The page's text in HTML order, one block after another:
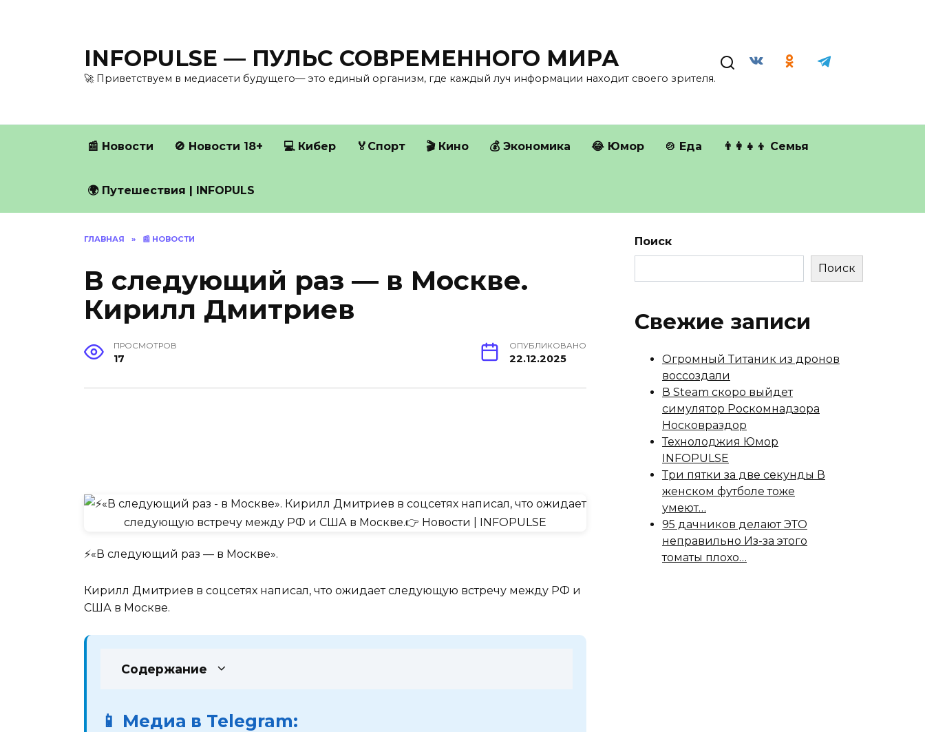
INFOPULSE — ПУЛЬС СОВРЕМЕННОГО МИРА
🚀 Приветствуем в медиасети будущего— это единый организм, где каждый луч информации находит своего зрителя.
📰 Новости 🚫 Новости 18+ 💻 Кибер 🏅Спорт 🎬 Кино 💰 Экономика 😂 Юмор 🍲 Еда 👨‍👩‍👧‍👦 Семья
🌍 Путешествия | INFOPULS
ГЛАВНАЯ » 📰 НОВОСТИ
В следующий раз — в Москве.
Кирилл Дмитриев
ПРОСМОТРОВ
17
ОПУБЛИКОВАНО
22.12.2025
⚡️«В следующий раз — в Москве».
Кирилл Дмитриев в соцсетях написал, что ожидает следующую встречу между РФ и
США в Москве.
Содержание
📱 Медиа в Telegram:
Поиск
Поиск
Свежие записи
Огромный Титаник из дронов
воссоздали
В Steam скоро выйдет
симулятор Роскомнадзора
Носковраздор
Технолоджия Юмор
INFOPULSE
Три пятки за две секунды В
женском футболе тоже
умеют…
95 дачников делают ЭТО
неправильно Из-за этого
томаты плохо…